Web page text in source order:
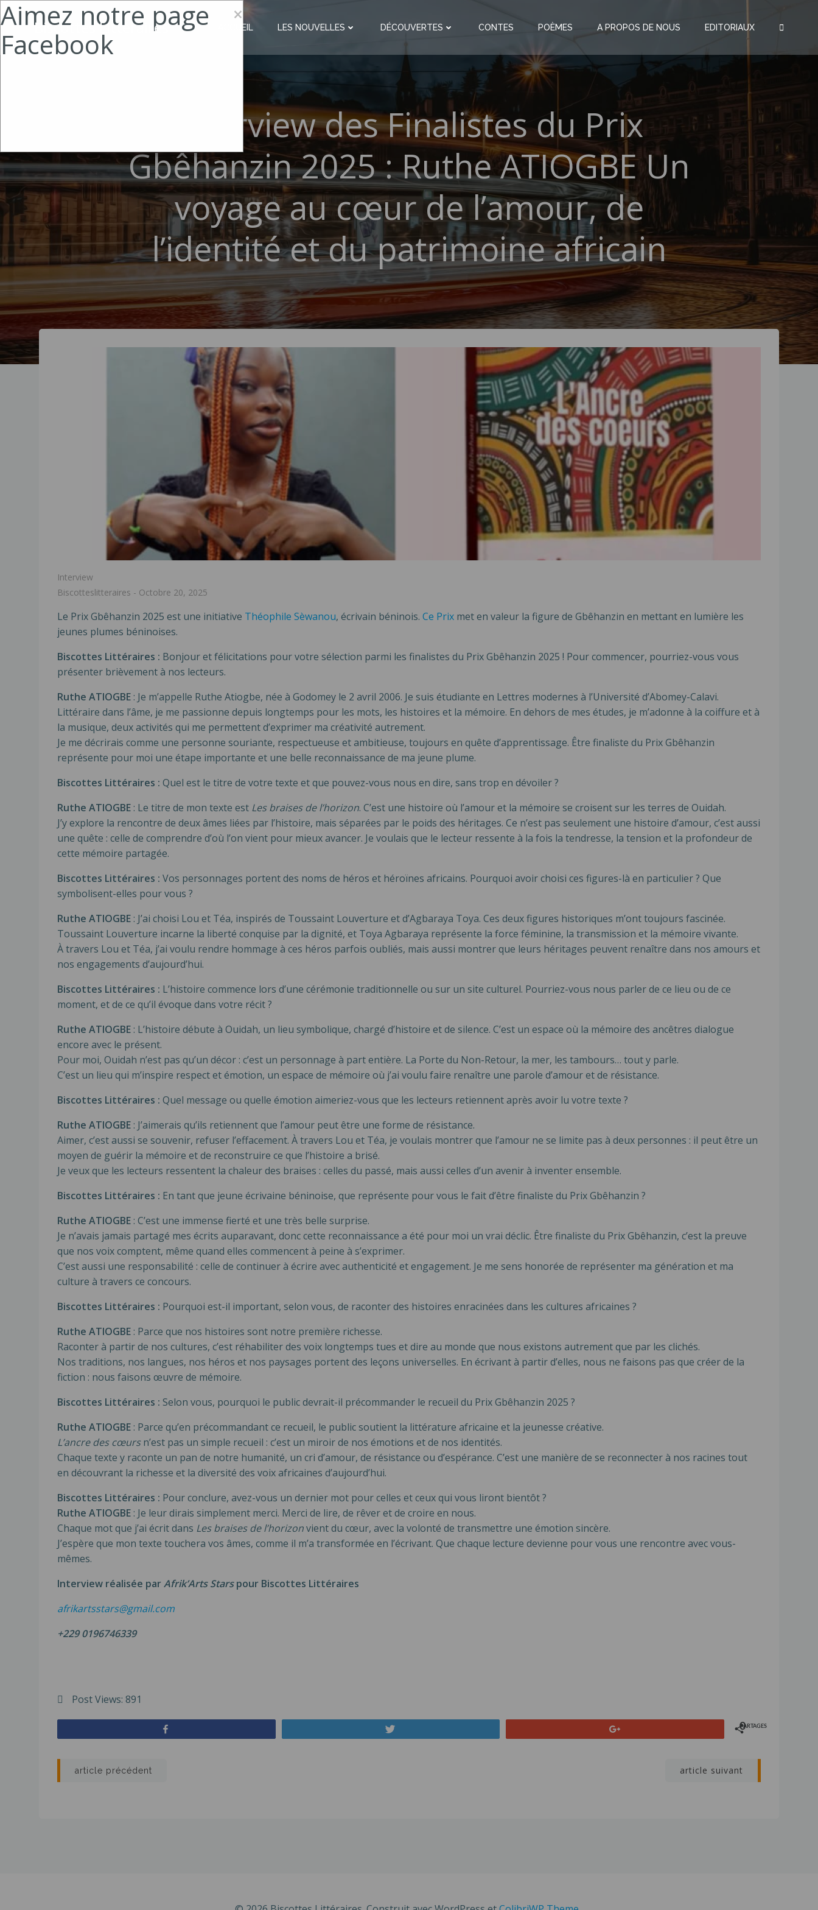
Aller
au
contenu Biscottes Littéraires ACCUEIL LES NOUVELLES DÉCOUVERTES CONTES POÈMES A PROPOS DE NOUS EDITORIAUX
Interview des Finalistes du Prix
Gbêhanzin 2025 : Ruthe ATIOGBE Un
voyage au cœur de l’amour, de
l’identité et du patrimoine africain
Interview
Biscotteslitteraires - Octobre 20, 2025
Le Prix Gbêhanzin 2025 est une initiative Théophile Sèwanou, écrivain béninois. Ce Prix met en valeur la figure de Gbêhanzin en mettant en lumière les
jeunes plumes béninoises.
Biscottes Littéraires : Bonjour et félicitations pour votre sélection parmi les finalistes du Prix Gbêhanzin 2025 ! Pour commencer, pourriez-vous vous
présenter brièvement à nos lecteurs.
Ruthe ATIOGBE : Je m’appelle Ruthe Atiogbe, née à Godomey le 2 avril 2006. Je suis étudiante en Lettres modernes à l’Université d’Abomey-Calavi.
Littéraire dans l’âme, je me passionne depuis longtemps pour les mots, les histoires et la mémoire. En dehors de mes études, je m’adonne à la coiffure et à
la musique, deux activités qui me permettent d’exprimer ma créativité autrement.
Je me décrirais comme une personne souriante, respectueuse et ambitieuse, toujours en quête d’apprentissage. Être finaliste du Prix Gbêhanzin
représente pour moi une étape importante et une belle reconnaissance de ma jeune plume.
Biscottes Littéraires : Quel est le titre de votre texte et que pouvez-vous nous en dire, sans trop en dévoiler ?
Ruthe ATIOGBE : Le titre de mon texte est Les braises de l’horizon. C’est une histoire où l’amour et la mémoire se croisent sur les terres de Ouidah.
J’y explore la rencontre de deux âmes liées par l’histoire, mais séparées par le poids des héritages. Ce n’est pas seulement une histoire d’amour, c’est aussi
une quête : celle de comprendre d’où l’on vient pour mieux avancer. Je voulais que le lecteur ressente à la fois la tendresse, la tension et la profondeur de
cette mémoire partagée.
Biscottes Littéraires : Vos personnages portent des noms de héros et héroïnes africains. Pourquoi avoir choisi ces figures-là en particulier ? Que
symbolisent-elles pour vous ?
Ruthe ATIOGBE : J’ai choisi Lou et Téa, inspirés de Toussaint Louverture et d’Agbaraya Toya. Ces deux figures historiques m’ont toujours fascinée.
Toussaint Louverture incarne la liberté conquise par la dignité, et Toya Agbaraya représente la force féminine, la transmission et la mémoire vivante.
À travers Lou et Téa, j’ai voulu rendre hommage à ces héros parfois oubliés, mais aussi montrer que leurs héritages peuvent renaître dans nos amours et
nos engagements d’aujourd’hui.
Biscottes Littéraires : L’histoire commence lors d’une cérémonie traditionnelle ou sur un site culturel. Pourriez-vous nous parler de ce lieu ou de ce
moment, et de ce qu’il évoque dans votre récit ?
Ruthe ATIOGBE : L’histoire débute à Ouidah, un lieu symbolique, chargé d’histoire et de silence. C’est un espace où la mémoire des ancêtres dialogue
encore avec le présent.
Pour moi, Ouidah n’est pas qu’un décor : c’est un personnage à part entière. La Porte du Non-Retour, la mer, les tambours… tout y parle.
C’est un lieu qui m’inspire respect et émotion, un espace de mémoire où j’ai voulu faire renaître une parole d’amour et de résistance.
Biscottes Littéraires : Quel message ou quelle émotion aimeriez-vous que les lecteurs retiennent après avoir lu votre texte ?
Ruthe ATIOGBE : J’aimerais qu’ils retiennent que l’amour peut être une forme de résistance.
Aimer, c’est aussi se souvenir, refuser l’effacement. À travers Lou et Téa, je voulais montrer que l’amour ne se limite pas à deux personnes : il peut être un
moyen de guérir la mémoire et de reconstruire ce que l’histoire a brisé.
Je veux que les lecteurs ressentent la chaleur des braises : celles du passé, mais aussi celles d’un avenir à inventer ensemble.
Biscottes Littéraires : En tant que jeune écrivaine béninoise, que représente pour vous le fait d’être finaliste du Prix Gbêhanzin ?
Ruthe ATIOGBE : C’est une immense fierté et une très belle surprise.
Je n’avais jamais partagé mes écrits auparavant, donc cette reconnaissance a été pour moi un vrai déclic. Être finaliste du Prix Gbêhanzin, c’est la preuve
que nos voix comptent, même quand elles commencent à peine à s’exprimer.
C’est aussi une responsabilité : celle de continuer à écrire avec authenticité et engagement. Je me sens honorée de représenter ma génération et ma
culture à travers ce concours.
Biscottes Littéraires : Pourquoi est-il important, selon vous, de raconter des histoires enracinées dans les cultures africaines ?
Ruthe ATIOGBE : Parce que nos histoires sont notre première richesse.
Raconter à partir de nos cultures, c’est réhabiliter des voix longtemps tues et dire au monde que nous existons autrement que par les clichés.
Nos traditions, nos langues, nos héros et nos paysages portent des leçons universelles. En écrivant à partir d’elles, nous ne faisons pas que créer de la
fiction : nous faisons œuvre de mémoire.
Biscottes Littéraires : Selon vous, pourquoi le public devrait-il précommander le recueil du Prix Gbêhanzin 2025 ?
Ruthe ATIOGBE : Parce qu’en précommandant ce recueil, le public soutient la littérature africaine et la jeunesse créative.
L’ancre des cœursn’est pas un simple recueil : c’est un miroir de nos émotions et de nos identités.
Chaque texte y raconte un pan de notre humanité, un cri d’amour, de résistance ou d’espérance. C’est une manière de se reconnecter à nos racines tout
en découvrant la richesse et la diversité des voix africaines d’aujourd’hui.
Biscottes Littéraires : Pour conclure, avez-vous un dernier mot pour celles et ceux qui vous liront bientôt ?
Ruthe ATIOGBE : Je leur dirais simplement merci. Merci de lire, de rêver et de croire en nous.
Chaque mot que j’ai écrit dans Les braises de l’horizonvient du cœur, avec la volonté de transmettre une émotion sincère.
J’espère que mon texte touchera vos âmes, comme il m’a transformée en l’écrivant. Que chaque lecture devienne pour vous une rencontre avec vous-
mêmes.
Interview réalisée parAfrik’Arts Starspour Biscottes Littéraires
afrikartsstars@gmail.com
+229 0196746339
Post Views: 891
PARTAGES
0
Navigation
article précédent article suivant
×
Aimez notre page
Facebook